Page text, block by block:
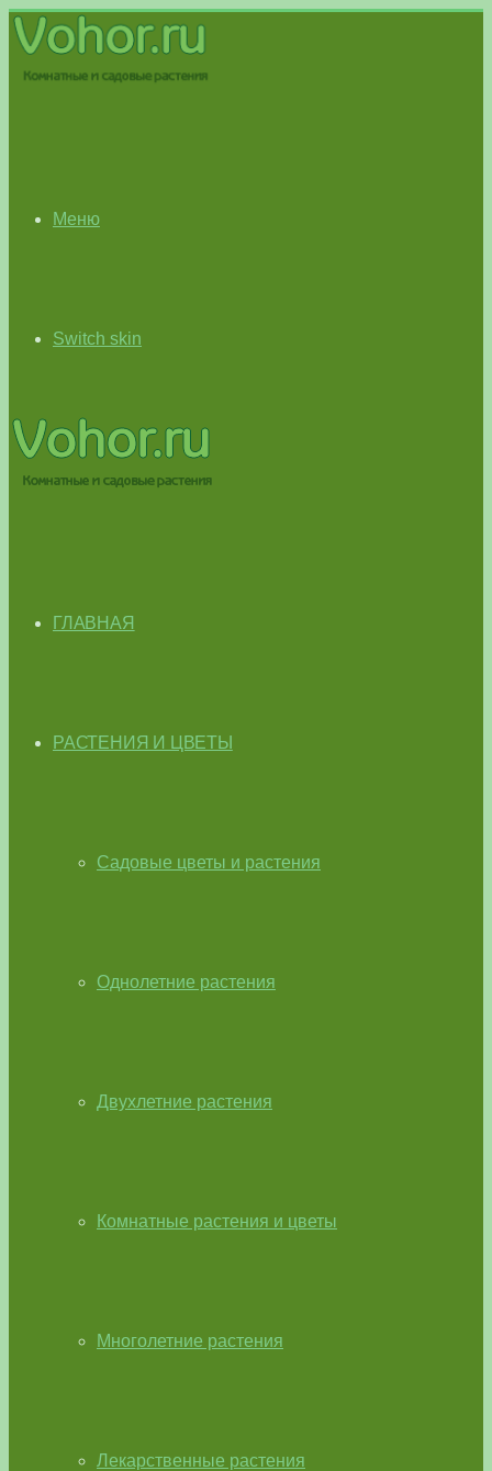
Меню
Switch skin
ГЛАВНАЯ
РАСТЕНИЯ И ЦВЕТЫ
Садовые цветы и растения
Однолетние растения
Двухлетние растения
Комнатные растения и цветы
Многолетние растения
Лекарственные растения